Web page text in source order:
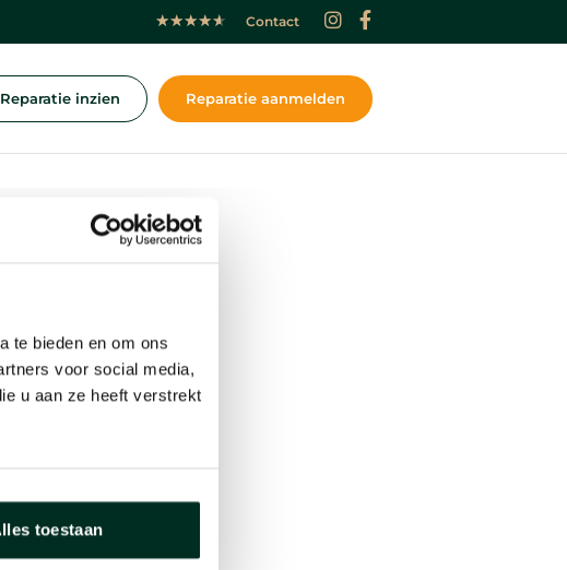
★★★★★ Contact
Reparatie inzien Reparatie aanmelden